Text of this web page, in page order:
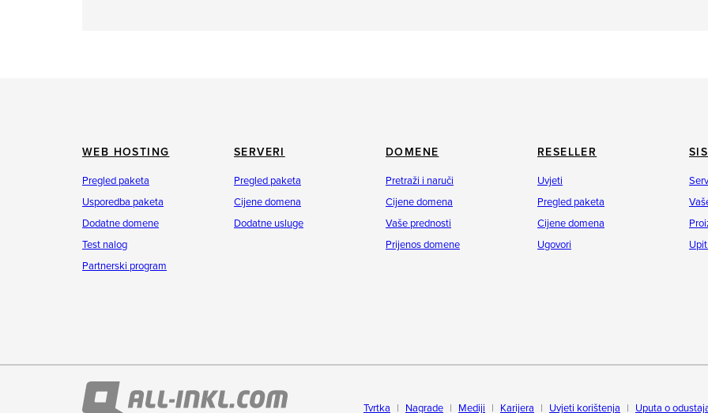
WEB HOSTING
Pregled paketa
Usporedba paketa
Dodatne domene
Test nalog
Partnerski program
SERVERI
Pregled paketa
Cijene domena
Dodatne usluge
DOMENE
Pretraži i naruči
Cijene domena
Vaše prednosti
Prijenos domene
RESELLER
Uvjeti
Pregled paketa
Cijene domena
Ugovori
Tvrtka Nagrade Mediji Karijera Uvjeti korištenja Uputa o